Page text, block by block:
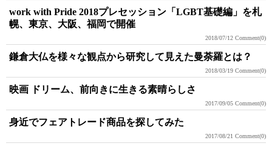
work with Pride 2018プレセッション「LGBT基礎編」を札
幌、東京、大阪、福岡で開催
2018/07/12 Comment(0)
鎌倉大仏を様々な観点から研究して見えた曼荼羅とは？
2018/03/19 Comment(0)
映画 ドリーム、前向きに生きる素晴らしさ
2017/09/05 Comment(0)
身近でフェアトレード商品を探してみた
2017/08/21 Comment(0)